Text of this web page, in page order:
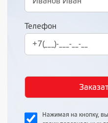
Телефон
Нажимая на кнопку,